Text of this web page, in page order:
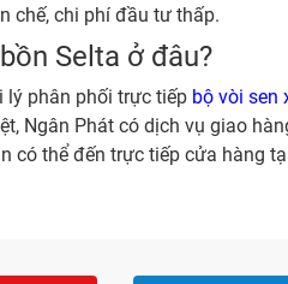
chế, chi phí đầu tư thấp.
Selta ở đâu?
lý phân phối trực tiếp bộ vòi sen
Ngân Phát có dịch vụ giao
có thể đến trực tiếp cửa hàng